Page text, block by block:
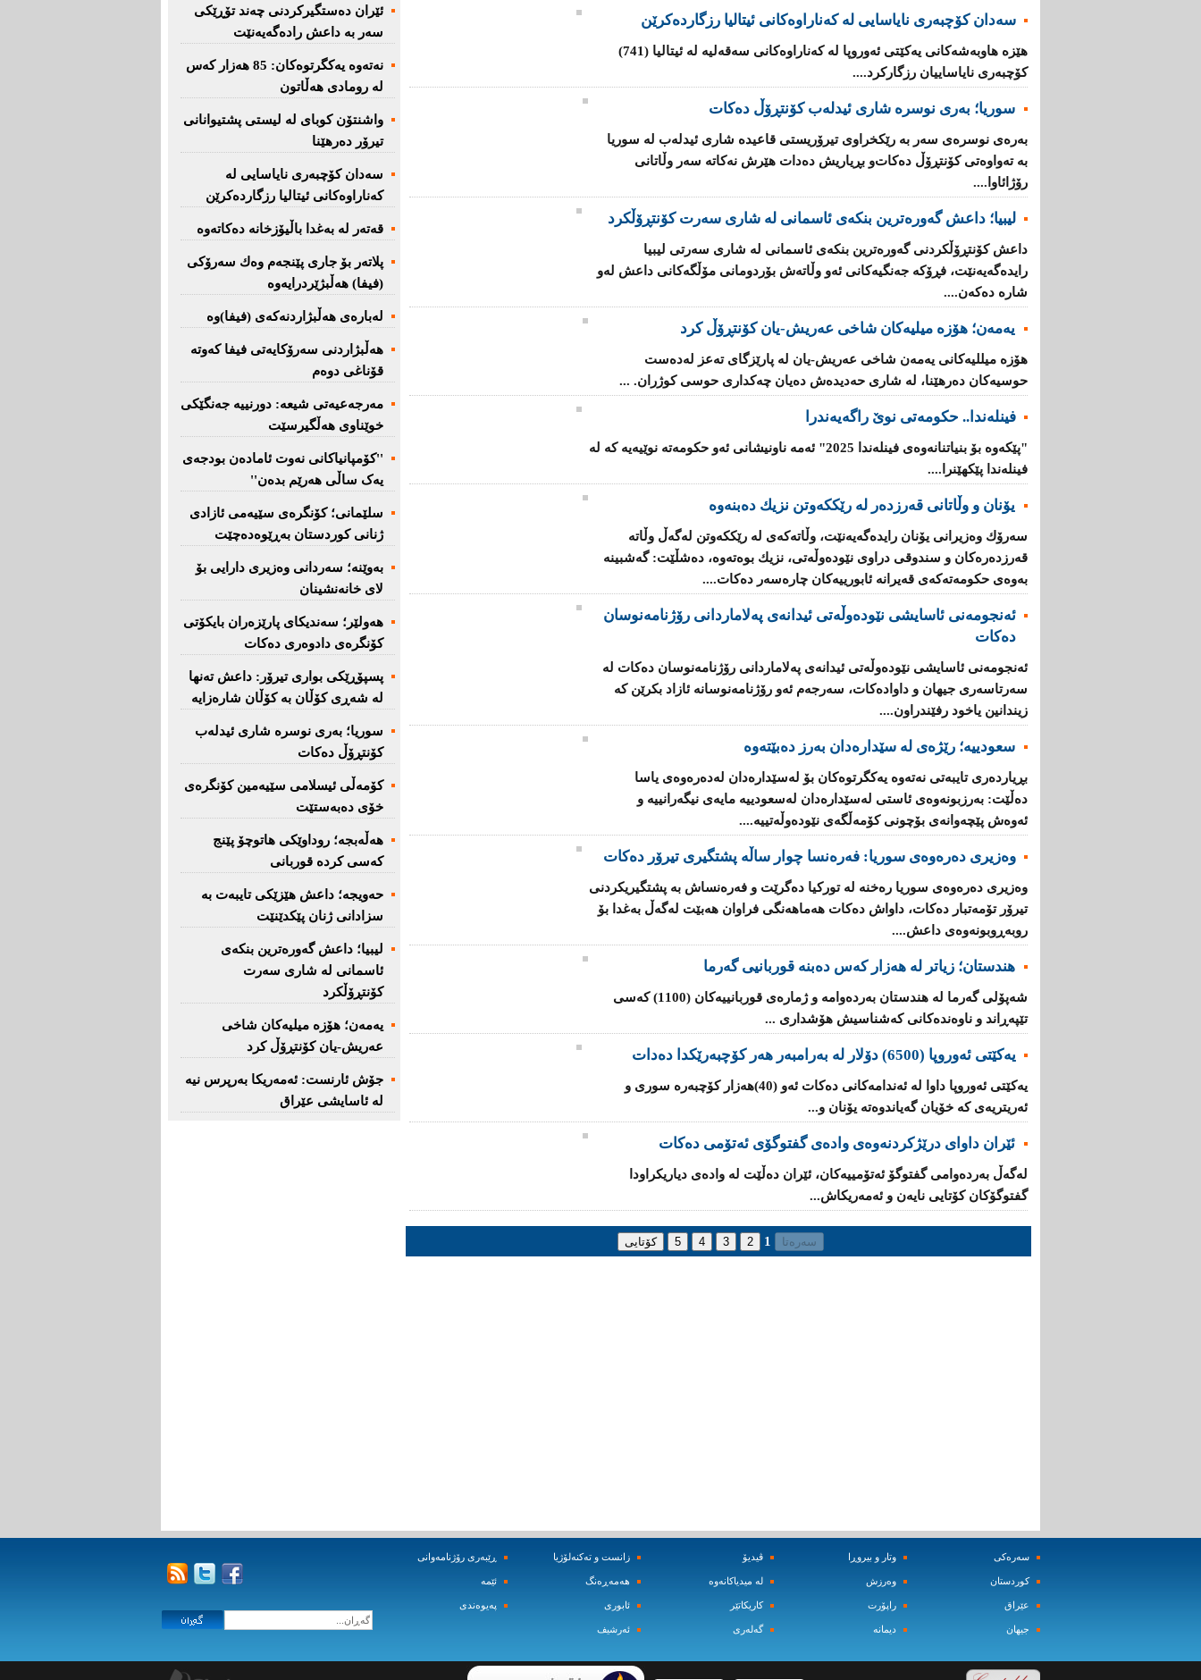
سەدان كۆچبەری نایاسایی لە كەناراوەكانی ئیتالیا رزگاردەكرێن
هێزە هاوبەشەكانی یەكێتی ئەوروپا لە كەناراوەكانی سەقەلیە لە ئیتالیا (741)
كۆچبەری نایاساییان رزگاركرد....
سوریا؛ بەری نوسرە شاری ئیدلەب كۆنتڕۆڵ دەكات
بەرەی نوسرەی سەر بە رێكخراوی تیرۆریستی قاعیدە شاری ئیدلەب لە سوریا
بە تەواوەتی كۆنتڕۆڵ دەكات‌و بڕیاریش دەدات هێرش نەكاتە سەر وڵاتانی
رۆژائاوا....
لیبیا؛ داعش گەورەترین بنكەی ئاسمانی لە شاری سەرت کۆنتڕۆڵکرد
داعش كۆنتڕۆڵکردنی گەورەترین بنكەی ئاسمانی لە شاری سەرتی لیبیا
رایدەگەیەنێت، فڕۆكە جەنگیەكانی ئەو وڵاتەش بۆردومانی مۆڵگەكانی داعش لەو
شارە دەكەن....
یەمەن؛ هۆزە میلیەكان شاخی عەریش-یان كۆنتڕۆڵ كرد
هۆزە میللیەكانی یەمەن شاخی عەریش-یان لە پارێزگای تەعز لەدەست
حوسیەكان دەرهێنا، لە شاری حەدیدەش دەیان چەكداری حوسی كوژران. ...
فینلەندا.. حكومەتی نوێ راگەیەندرا
"پێكەوە بۆ بنیاتنانەوەی فینلەندا 2025" ئەمە ناونیشانی ئەو حكومەتە نوێیەیە كە لە
فینلەندا پێكهێنرا....
یۆنان‌ و وڵاتانی‌ قه‌رزده‌ر له‌ رێککەوتن نزیك ده‌بنه‌وه‌
سه‌رۆك وه‌زیرانی‌ یۆنان رایده‌گه‌یه‌نێت، وڵاته‌كه‌ی‌ له‌ رێکكه‌وتن له‌گه‌ڵ وڵاته‌
قه‌رزده‌ره‌كان‌ و سندوقی‌ دراوی‌ نێوده‌وڵه‌تی، نزیك بوه‌ته‌وه‌، ده‌شڵێت: گه‌شبینه‌
به‌وه‌ی‌ حكومه‌ته‌كه‌ی‌ قه‌یرانه‌ ئابورییه‌كان چاره‌سه‌ر ده‌كات....
ئه‌نجومه‌نی ئاسایشی نێوده‌وڵه‌تی ئیدانه‌ی په‌لاماردانی رۆژنامه‌نوسان
ده‌كات
ئه‌نجومه‌نی ئاسایشی نێوده‌وڵه‌تی ئیدانه‌ی په‌لاماردانی رۆژنامه‌نوسان ده‌كات له‌
سه‌رتاسه‌ری جیهان و داواده‌كات، سه‌رجه‌م ئه‌و رۆژنامه‌نوسانه‌ ئازاد بكرێن كه‌
زیندانین یاخود رفێندراون....
سعودییە؛ رێژەی لە سێدارەدان بەرز دەبێتەوە
بڕیارده‌ری تایبه‌تی نه‌ته‌وه‌ یه‌كگرتوه‌كان بۆ له‌سێداره‌دان له‌ده‌ره‌وه‌ی یاسا
ده‌ڵێت: به‌رزبونه‌وه‌ی ئاستی له‌سێداره‌دان له‌سعودییه‌ مایه‌ی نیگه‌رانییه‌ و
ئه‌وه‌ش پێچه‌وانه‌ی بۆچونی كۆمه‌ڵگه‌ی‌ نێوده‌وڵه‌تییه‌....
وەزیری دەرەوەی سوریا: فه‌ره‌نسا چوار ساڵه‌ پشتگیری تیرۆر ده‌كات
وه‌زیری ده‌ره‌وه‌ی سوریا ره‌خنه‌ له‌ توركیا ده‌گرێت و فه‌ره‌نساش به‌ پشتگیریكردنی
تیرۆر تۆمه‌تبار ده‌كات، داواش ده‌كات هه‌ماهه‌نگی فراوان هه‌بێت له‌گه‌ڵ به‌غدا بۆ
روبه‌ڕوبونه‌وه‌ی داعش....
هندستان؛ زیاتر لە هەزار کەس دەبنە قوربانیی گەرما
شه‌پۆلی‌ گه‌رما له‌ هندستان به‌رده‌وامه‌ و ژماره‌ی‌ قوربانییه‌كان (1100) کەسی
تێپه‌ڕاند و ناوه‌نده‌كانی‌ كه‌شناسیش هۆشداری‌ ...
یه‌كێتی‌ ئه‌وروپا (6500) دۆلار له‌ به‌رامبه‌ر هه‌ر كۆچبه‌رێكدا ده‌دات
یه‌كێتی‌ ئه‌وروپا داوا له‌ ئه‌ندامه‌كانی‌ ده‌كات ئه‌و (40)هه‌زار كۆچبه‌ره‌ سوری‌ و
ئه‌ریتریه‌ی‌ کە خۆیان گه‌یاندوه‌ته‌ یۆنان و...
ئێران داوای‌ درێژكردنه‌وه‌ی‌ واده‌ی‌ گفتوگۆی ئەتۆمی ده‌كات
له‌گه‌ڵ به‌رده‌وامی‌ گفتوگۆ ئه‌تۆمییه‌كان، ئێران ده‌ڵێت له‌ واده‌ی‌ دیاریكراودا
گفتوگۆكان كۆتایی‌ نایه‌ن و ئەمەریکاش...
1
ئێران دەستگیرکردنى چه‌ند تۆڕێكی‌
سه‌ر به‌ داعش رادەگەیەنێت
نەتەوە یەكگرتوەكان: 85 هەزار كەس
لە رومادی هەڵاتون
واشنتۆن كوبای لە لیستی پشتیوانانی
تیرۆر دەرهێنا
سەدان كۆچبەری نایاسایی لە
كەناراوەكانی ئیتالیا رزگاردەكرێن
قەتەر لە بەغدا باڵیۆزخانە دەكاتەوە
پلاتەر بۆ جاری پێنجەم وەك سەرۆكی
(فیفا) هەڵبژێردرایەوە
لەبارەی هەڵبژاردنەكەی (فیفا)وە
هەڵبژاردنی سەرۆكایەتی فیفا كەوتە
قۆناغی دوەم
مەرجەعیەتی شیعە: دورنییە جەنگێكی
خوێناوی هەڵگیرسێت
''کۆمپانیاکانی نەوت ئامادەن بودجەی
یەک ساڵی هەرێم بدەن''
سلێمانی؛ كۆنگرەی سێیەمی ئازادی
ژنانی كوردستان بەڕێوەدەچێت
بەوێنە؛ سەردانی وەزیری دارایی بۆ
لای خانەنشینان
هەولێر؛ سەندیكای پارێزەران بایكۆتی
كۆنگرەی دادوەری دەكات
پسپۆڕێكی بواری تیرۆر: داعش تەنها
لە شەڕی كۆڵان بە كۆڵان شارەزایە
سوریا؛ بەری نوسرە شاری ئیدلەب
كۆنتڕۆڵ دەكات
كۆمەڵی ئیسلامی سێیەمین كۆنگرەی
خۆی دەبەستێت
هەڵەبجە؛ روداوێکی هاتوچۆ پێنج
کەسی کردە قوربانی
حەویجە؛ داعش هێزێكی تایبەت بە
سزادانی ژنان پێكدێنێت
لیبیا؛ داعش گەورەترین بنكەی
ئاسمانی لە شاری سەرت
کۆنتڕۆڵکرد
یەمەن؛ هۆزە میلیەكان شاخی
عەریش-یان كۆنتڕۆڵ كرد
جۆش ئارنست: ئەمەریكا بەرپرس نیە
لە ئاسایشی عێراق
سه‌ره‌کی
کوردستان
عێراق
جیهان
وتار و بیروڕا
وه‌رزش‌
راپۆرت
دیمانه‌
ڤیدیۆ
له‌ میدیاکانه‌وه‌
کاریکاتێر
گه‌له‌ری
زانست و ته‌کنه‌لۆژیا
هه‌مه‌ڕه‌نگ
ئابوری
ئه‌رشیف
ڕێبه‌ری رۆژنامه‌وانی
ئێمه‌
په‌یوه‌ندی